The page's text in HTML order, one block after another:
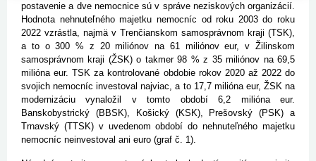
postavenie a dve nemocnice sú v správe neziskových organizácií.
Hodnota nehnuteľného majetku nemocníc od roku 2003 do roku
2022 vzrástla, najmä v Trenčianskom samosprávnom kraji (TSK),
a to o 300 % z 20 miliónov na 61 miliónov eur, v Žilinskom
samosprávnom kraji (ŽSK) o takmer 98 % z 35 miliónov na 69,5
milióna eur. TSK za kontrolované obdobie rokov 2020 až 2022 do
svojich nemocníc investoval najviac, a to 17,7 milióna eur, ŽSK na
modernizáciu vynaložil v tomto období 6,2 milióna eur.
Banskobystrický (BBSK), Košický (KSK), Prešovský (PSK) a
Trnavský (TTSK) v uvedenom období do nehnuteľného majetku
nemocníc neinvestoval ani euro (graf č. 1).